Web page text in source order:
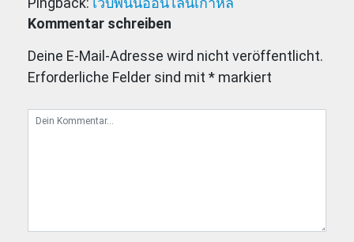
Kommentar schreiben
Deine E-Mail-Adresse wird nicht veröffentlicht.
Erforderliche Felder sind mit * markiert